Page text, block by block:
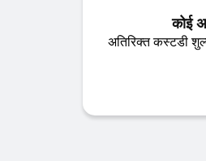
कोई
अतिरिक्त कस्टडी